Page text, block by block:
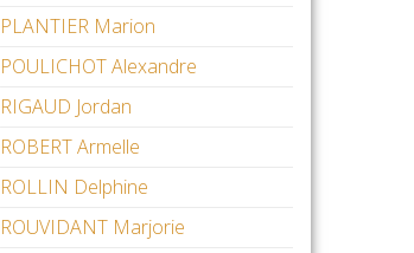
PLANTIER Marion
POULICHOT Alexandre
RIGAUD Jordan
ROBERT Armelle
ROLLIN Delphine
ROUVIDANT Marjorie